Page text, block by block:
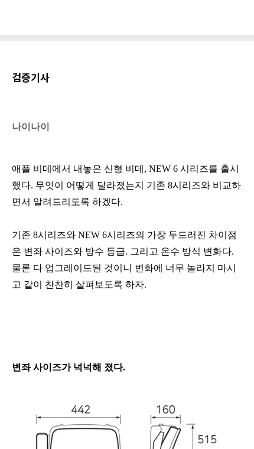
검증기사
나이나이
애플 비데에서 내놓은 신형 비데, NEW 6 시리즈를 출시
했다. 무엇이 어떻게 달라졌는지 기존 8시리즈와 비교하
면서 알려드리도록 하겠다.
기존 8시리즈와 NEW 6시리즈의 가장 두드러진 차이점
은 변좌 사이즈와 방수 등급. 그리고 온수 방식 변화다.
물론 다 업그레이드된 것이니 변화에 너무 놀라지 마시
고 같이 찬찬히 살펴보도록 하자.
변좌 사이즈가 넉넉해 졌다.